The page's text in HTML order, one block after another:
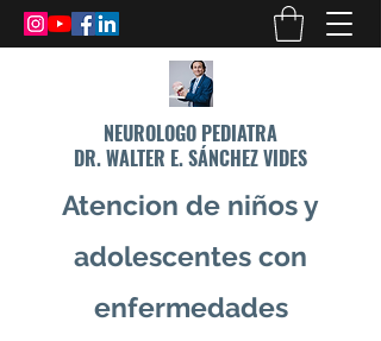
NEUROLOGO PEDIATRA
DR. WALTER E. SÁNCHEZ VIDES
Atencion de niños y
adolescentes con
enfermedades